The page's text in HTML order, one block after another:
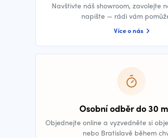
Navštivte náš showroom, zavolejte
napište — rádi vám
Více o nás
Osobní odběr do 30
Objednejte online a vyzvedněte si
nebo Bratislavě během